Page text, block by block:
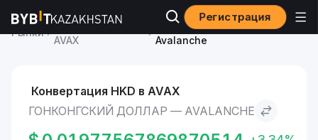
Регистрация
Рынки
Курс Avalanche
AVAX
Гонконгский доллар to
Avalanche
Конвертация HKD в AVAX
ГОНКОНГСКИЙ ДОЛЛАР — AVALANCHE